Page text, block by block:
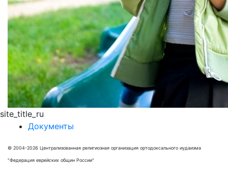
site_title_ru
Документы
© 2004-2026 Централизованная религиозная организация ортодоксального иудаизма
"Федерация еврейских общин России"